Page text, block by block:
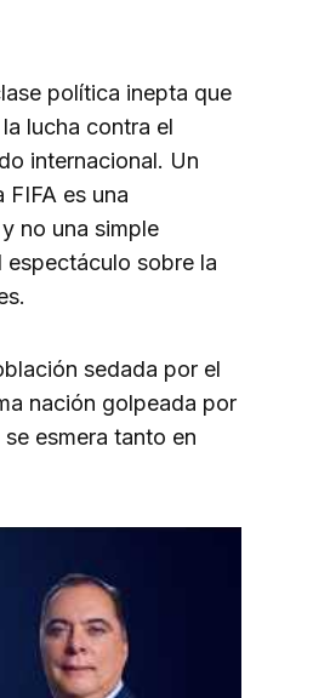
política inepta que
lucha contra el
internacional. Un
es una
no una simple
espectáculo sobre la
sedada por el
nación golpeada por
esmera tanto en